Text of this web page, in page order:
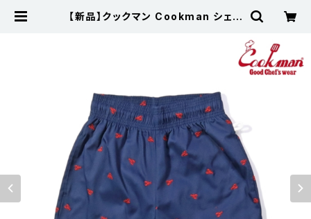
【新品】クックマン Cookman シェフ